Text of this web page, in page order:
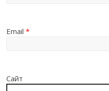
Email*
Сайт